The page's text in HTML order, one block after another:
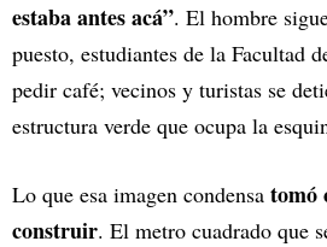
estaba antes acá”. El hombre
puesto, estudiantes de la Facultad
pedir café; vecinos y turistas se
estructura verde que ocupa la
Lo que esa imagen condensa tomó
construir. El metro cuadrado que